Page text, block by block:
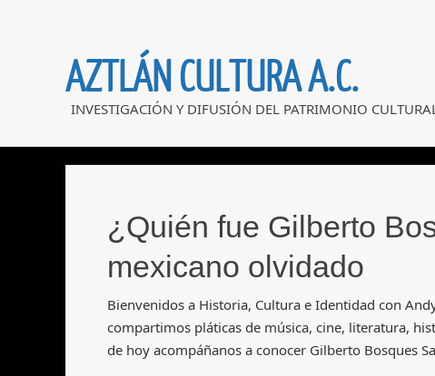
AZTLÁN CULTURA A.C.
INVESTIGACIÓN Y DIFUSIÓN DEL PATRIMONIO
¿Quién fue Gilberto
mexicano olvidado
Bienvenidos a Historia, Cultura e Identidad con
compartimos pláticas de música, cine, literatura,
de hoy acompáñanos a conocer Gilberto Bosques